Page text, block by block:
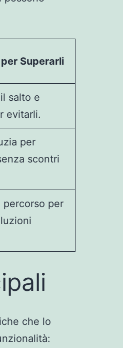
Superarli
salto e
evitarli.
per
scontri
percorso per
che lo